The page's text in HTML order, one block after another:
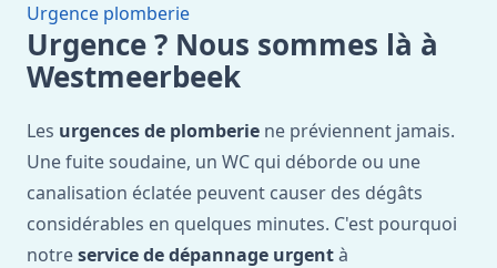
Urgence plomberie
Urgence ? Nous sommes là à
Westmeerbeek
Les urgences de plomberie ne préviennent jamais.
Une fuite soudaine, un WC qui déborde ou une
canalisation éclatée peuvent causer des dégâts
considérables en quelques minutes. C'est pourquoi
notreservice de dépannage urgentà